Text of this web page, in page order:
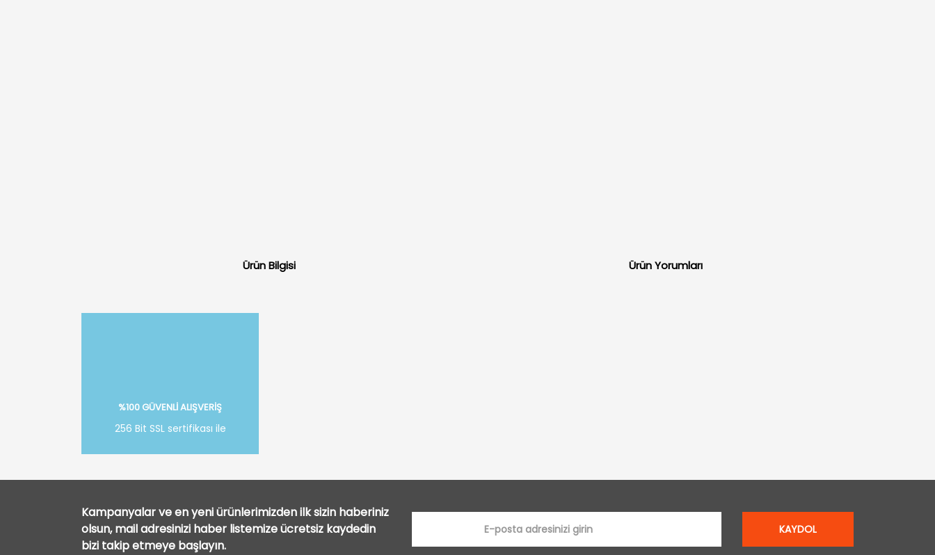
Ürün Bilgisi Ürün Yorumları
%100 GÜVENLİ ALIŞVERİŞ
256 Bit SSL sertifikası ile
Kampanyalar ve en yeni ürünlerimizden ilk sizin haberiniz
olsun, mail adresinizi haber listemize ücretsiz kaydedin
bizi takip etmeye başlayın.
KAYDOL